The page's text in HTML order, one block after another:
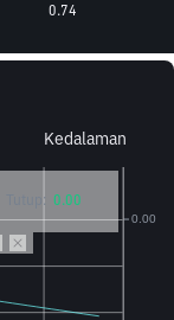
0.74
Kedalaman
Tutup: 0.00